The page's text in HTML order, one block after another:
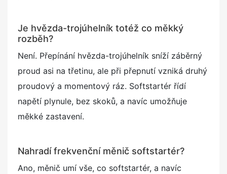
Je hvězda-trojúhelník totéž co měkký
rozběh?
Není. Přepínání hvězda-trojúhelník sníží záběrný
proud asi na třetinu, ale při přepnutí vzniká druhý
proudový a momentový ráz. Softstartér řídí
napětí plynule, bez skoků, a navíc umožňuje
měkké zastavení.
Nahradí frekvenční měnič softstartér?
Ano, měnič umí vše, co softstartér, a navíc